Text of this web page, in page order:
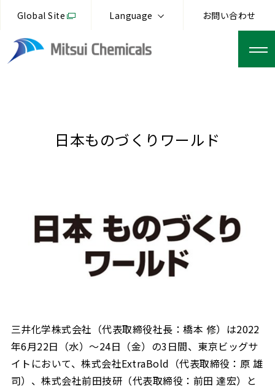
Global Site Language お問い合わせ
日本ものづくりワールド
三井化学株式会社（代表取締役社長：橋本 修）は2022
年6月22日（水）～24日（金）の3日間、東京ビッグサ
イトにおいて、株式会社ExtraBold（代表取締役：原 雄
司）、株式会社前田技研（代表取締役：前田 達宏）と